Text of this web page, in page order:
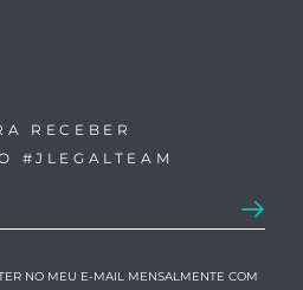
RECEBER
#JLEGALTEAM
NO MEU E-MAIL MENSALMENTE COM